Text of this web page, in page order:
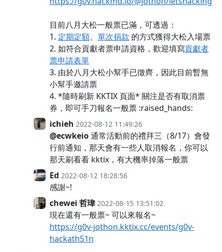
目前八月大松一般票已滿，可透過：
1. 定期定額、 單次捐款 的方式獲得大松入場票
2. 如符合貢獻者票申請資格，歡迎填寫貢獻者
票申請表單
3. 由於八月大松小幫手已徵齊，因此目前暫無
小幫手邀請票
4. *隨時刷新 KKTIX 頁面* 關注是否有取消票
券，即可手刀報名一般票 :raised_hands:
ichieh 2022-08-12 11:49:26
@ecwkeio通常活動前的禮拜三（8/17）會發
行前通知，那天會有一些人取消報名，你可以
那天刷看看 kktix，有大機率掉落一般票
Ed 2022-08-12 18:28:56
感謝~!
chewei 哲瑋 2022-08-15 13:51:02
現在還有一般票~ 可以來報名~
https://g0v-jothon.kktix.cc/events/g0v-
hackath51n